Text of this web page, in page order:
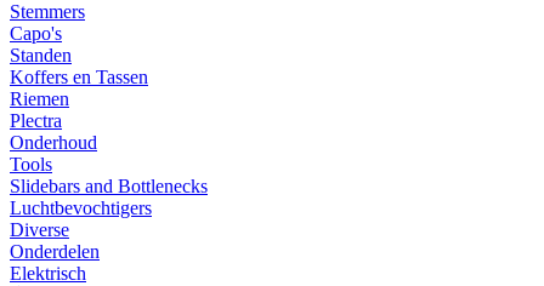
Stemmers
Capo's
Standen
Koffers en Tassen
Riemen
Plectra
Onderhoud
Tools
Slidebars and Bottlenecks
Luchtbevochtigers
Diverse
Onderdelen
Elektrisch